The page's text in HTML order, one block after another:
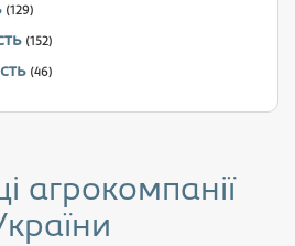
(129)
(152)
(46)
агрокомпанії